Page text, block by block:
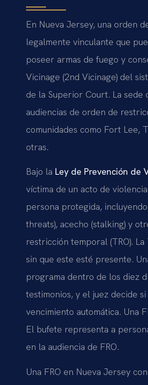
En Nueva Jersey, una orden
legalmente vinculante que
poseer armas de fuego y
Vicinage (2nd Vicinage) del
de la Superior Court. La
audiencias de orden de
comunidades como Fort Lee,
otras.
Bajo la Ley de Prevención de
víctima de un acto de
persona protegida,
threats), acecho (stalking) y
restricción temporal (TRO).
sin que este esté presente.
programa dentro de los diez
testimonios, y el juez decide
vencimiento automática. Una
El bufete representa a
en la audiencia de FRO.
Una FRO en Nueva Jersey